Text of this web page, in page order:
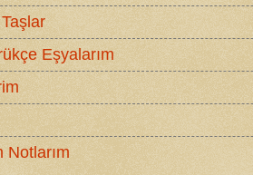
Eşyalarım
Notlarım